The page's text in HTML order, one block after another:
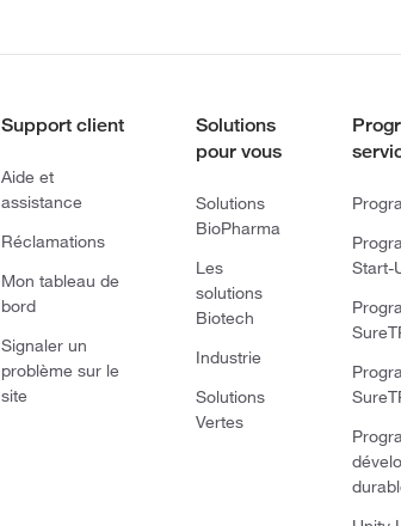
Support client
Aide et
assistance
Réclamations
Mon tableau de
bord
Signaler un
problème sur le
site
Solutions
pour vous
Solutions
BioPharma
Les
solutions
Biotech
Industrie
Solutions
Vertes
Start-